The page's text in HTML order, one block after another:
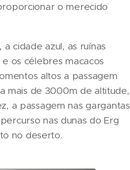
o merecido
cidade azul, as ruínas
os célebres macacos
altos a passagem
mais de 3000m de altitude,
a passagem nas gargantas
nas dunas do Erg
no deserto.